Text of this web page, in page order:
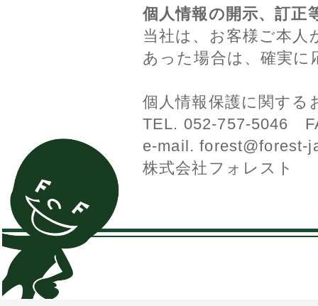
個人情報の開示、訂正
当社は、お客様ご本人
あった場合は、確実に
個人情報保護に関する
TEL. 052-757-5046
e-mail. forest@forest-
株式会社フォレスト